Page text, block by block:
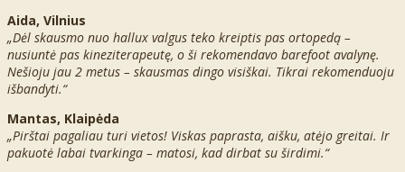
Aida, Vilnius
„Dėl skausmo nuo hallux valgus teko kreiptis pas ortopedą –
nusiuntė pas kineziterapeutę, o ši rekomendavo barefoot avalynę.
Nešioju jau 2 metus – skausmas dingo visiškai. Tikrai rekomenduoju
išbandyti.“
Mantas, Klaipėda
„Pirštai pagaliau turi vietos! Viskas paprasta, aišku, atėjo greitai. Ir
pakuotė labai tvarkinga – matosi, kad dirbat su širdimi.“